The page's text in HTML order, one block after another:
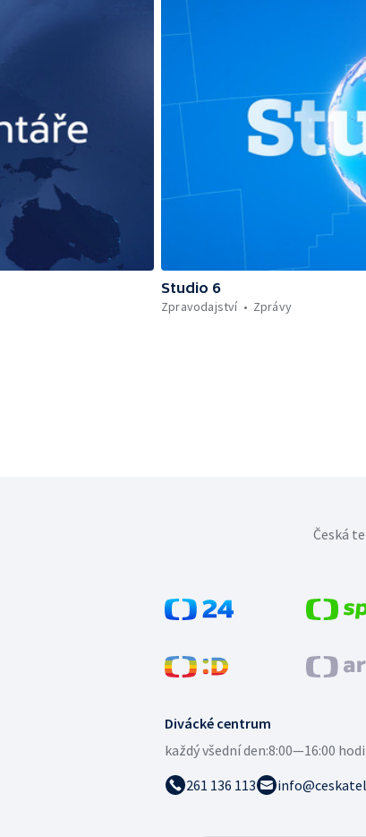
Studio 6
Zpravodajství
Zprávy
Divácké centrum
každý všední den:8:00—16:00
261 136 113
Česká